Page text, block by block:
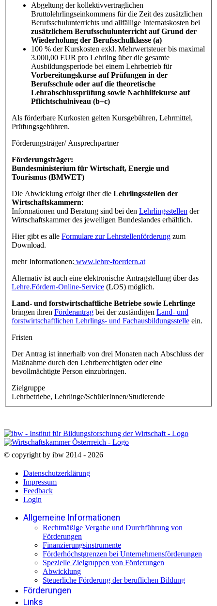
Abgeltung der kollektivvertraglichen
Bruttolehrlingseinkommens für die Zeit des zusätzlichen
Berufsschulunterrichts und allfällige Internatskosten bei
zusätzlichem Berufsschulunterricht auf Grund der
Wiederholung der Berufsschulklasse (a)
100 % der Kurskosten exkl. Mehrwertsteuer bis maximal
3.000,00 EUR pro Lehrling über die gesamte
Ausbildungsperiode bei einem Lehrbetrieb für
Vorbereitungskurse auf Prüfungen in der
Berufsschule oder auf die theoretische
Lehrabschlussprüfung sowie Nachhilfekurse auf
Pflichtschulniveau (b+c)
Als förderbare Kurkosten gelten Kursgebühren, Lehrmittel,
Prüfungsgebühren.
Förderungsträger/ Ansprechpartner
Förderungsträger:
Bundesministerium für Wirtschaft, Energie und
Tourismus (BMWET)
Die Abwicklung erfolgt über die Lehrlingsstellen der
Wirtschaftskammern:
Informationen und Beratung sind bei den Lehrlingsstellen der
Wirtschaftskammer des jeweiligen Bundeslandes erhältlich.
Hier gibt es alle Formulare zur Lehrstellenförderung zum
Download.
mehr Informationen: www.lehre-foerdern.at
Alternativ ist auch eine elektronische Antragstellung über das
Lehre.Fördern-Online-Service (LOS) möglich.
Land- und forstwirtschaftliche Betriebe sowie Lehrlinge
bringen ihren Förderantrag bei der zuständigen Land- und
forstwirtschaftlichen Lehrlings- und Fachausbildungsstelle ein.
Fristen
Der Antrag ist innerhalb von drei Monaten nach Abschluss der
Maßnahme durch den Lehrberechtigten oder eine
bevollmächtigte Person einzubringen.
Zielgruppe
Lehrbetriebe, Lehrlinge/SchülerInnen/Studierende
© copyright by ibw 2014 - 2026
Datenschutzerklärung
Impressum
Feedback
Login
Allgemeine Informationen
Rechtmäßige Vergabe und Durchführung von
Förderungen
Finanzierungsinstrumente
Förderhöchstgrenzen bei Unternehmensförderungen
Spezielle Zielgruppen von Förderungen
Abwicklung
Steuerliche Förderung der beruflichen Bildung
Förderungen
Links